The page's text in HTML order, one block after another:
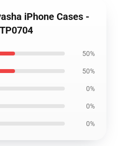
iPhone Cases -
50%
50%
0%
0%
0%